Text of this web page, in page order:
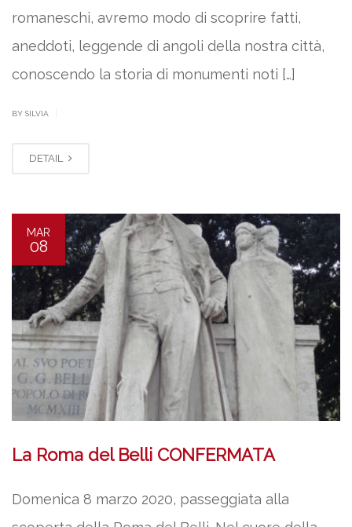
romaneschi, avremo modo di scoprire fatti,
aneddoti, leggende di angoli della nostra città,
conoscendo la storia di monumenti noti […]
BY SILVIA
DETAIL
MAR
08
La Roma del Belli CONFERMATA
Domenica 8 marzo 2020, passeggiata alla